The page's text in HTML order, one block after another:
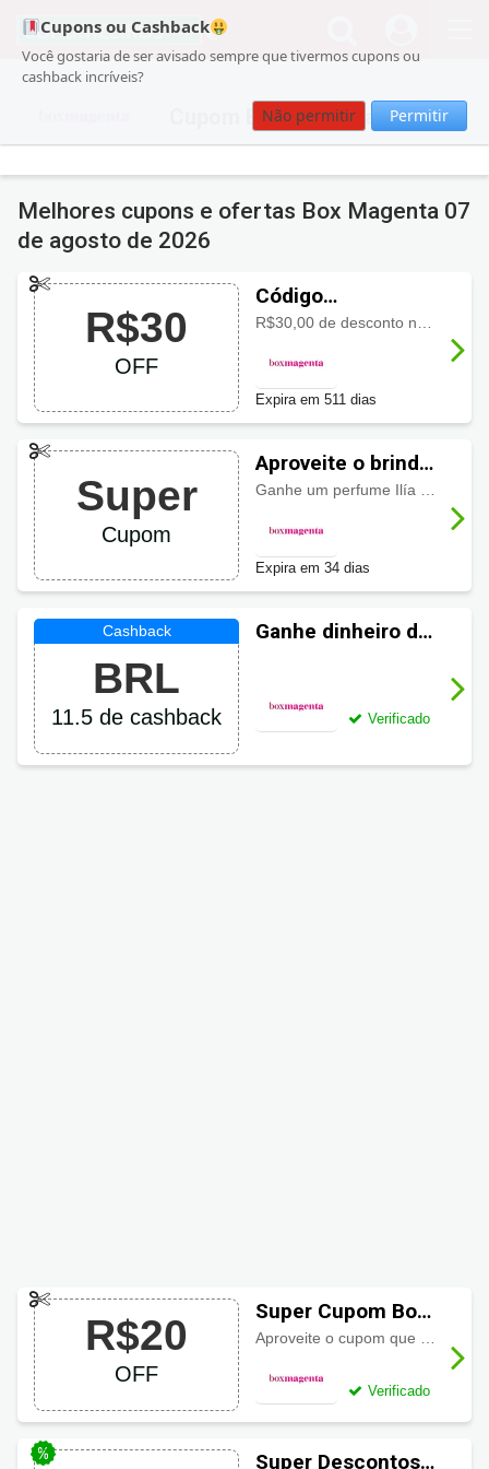
Cupons ou Cashback
Você gostaria de ser avisado sempre que tivermos cupons ou
cashback incríveis?
Não permitir Permitir
Cupom Box Magenta
Melhores cupons e ofertas Box Magenta 07
de agosto de 2026
R$30
OFF
Código
promocional Box
R$30 OFF
Expira em 511 dias
Super
Cupom
Aproveite o brinde
usando o cupom
Expira em 34 dias
BRL
11.5 de cashback
Ganhe dinheiro de
Magenta
Verificado
R$20
OFF
Super Cupom Box
Magenta com
Verificado
Super Descontos